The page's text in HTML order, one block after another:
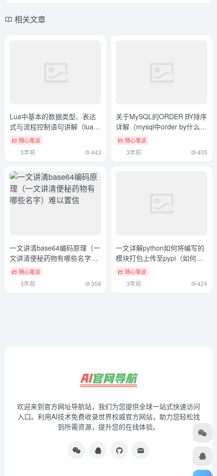
相关文章
Lua中基本的数据类型、表达
式与流程控制语句讲解（lua方
法）学到了吗
随心笔谈
3年前 443
关于MySQL的ORDER BY排序
详解（mysql中order by什么意
思）新鲜出炉
随心笔谈
3年前 405
一文讲清base64编码原理（一
文讲清便秘药物有哪些名字）
难以置信
随心笔谈
3年前 358
一文详解python如何将编写的
模块打包上传至pypi（如何把
python打包成手机可执行文
随心笔谈
3年前 424
欢迎来到官方网址导航站，我们为您提供全球一站式快速访问
入口。利用AI技术免费收录世界权威官方网站，助力您轻松找
到所需资源，提升您的在线体验。